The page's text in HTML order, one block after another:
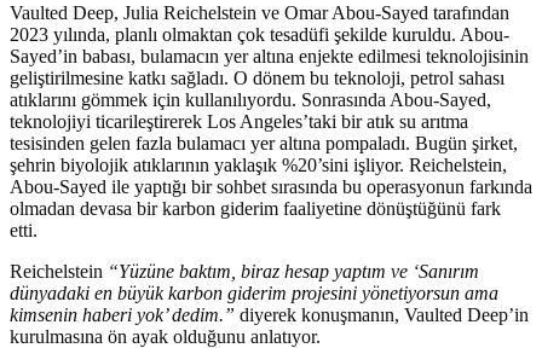
Vaulted Deep, Julia Reichelstein ve Omar Abou-Sayed tarafından
2023 yılında, planlı olmaktan çok tesadüfi şekilde kuruldu. Abou-
Sayed’in babası, bulamacın yer altına enjekte edilmesi teknolojisinin
geliştirilmesine katkı sağladı. O dönem bu teknoloji, petrol sahası
atıklarını gömmek için kullanılıyordu. Sonrasında Abou-Sayed,
teknolojiyi ticarileştirerek Los Angeles’taki bir atık su arıtma
tesisinden gelen fazla bulamacı yer altına pompaladı. Bugün şirket,
şehrin biyolojik atıklarının yaklaşık %20’sini işliyor. Reichelstein,
Abou-Sayed ile yaptığı bir sohbet sırasında bu operasyonun farkında
olmadan devasa bir karbon giderim faaliyetine dönüştüğünü fark
etti.
Reichelstein “Yüzüne baktım, biraz hesap yaptım ve ‘Sanırım
dünyadaki en büyük karbon giderim projesini yönetiyorsun ama
kimsenin haberi yok’ dedim.” diyerek konuşmanın, Vaulted Deep’in
kurulmasına ön ayak olduğunu anlatıyor.